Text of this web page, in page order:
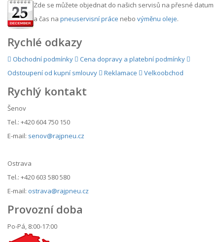
Zde se můžete objednat do našich servisů na přesné datum
a čas na pneuservisní práce nebo výměnu oleje.
Rychlé odkazy
Obchodní podmínky
Cena dopravy a platební podmínky
Odstoupení od kupní smlouvy
Reklamace Velkoobchod
Rychlý kontakt
Šenov
Tel.: +420 604 750 150
E-mail: senov@rajpneu.cz
Ostrava
Tel.: +420 603 580 580
E-mail: ostrava@rajpneu.cz
Provozní doba
Po-Pá, 8:00-17:00